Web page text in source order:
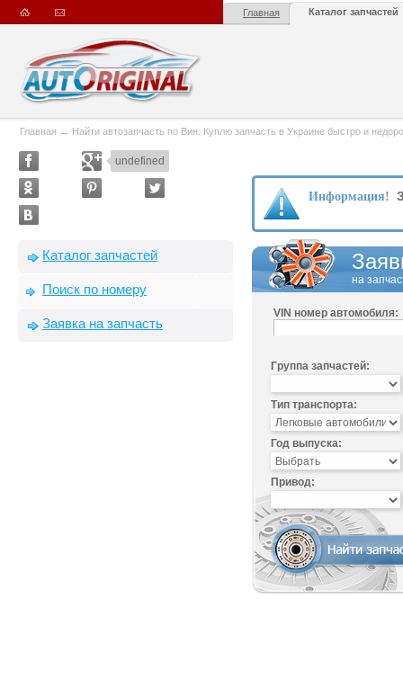
Главная Каталог запчастей
Главная → Найти автозапчасть по Вин. Куплю запчасть в Украине быстро и
undefined
Каталог запчастей
Поиск по номеру
Заявка на запчасть
Информация!
на
VIN номер автомобиля:
Группа запчастей:
Тип транспорта:
Год выпуска:
Привод: